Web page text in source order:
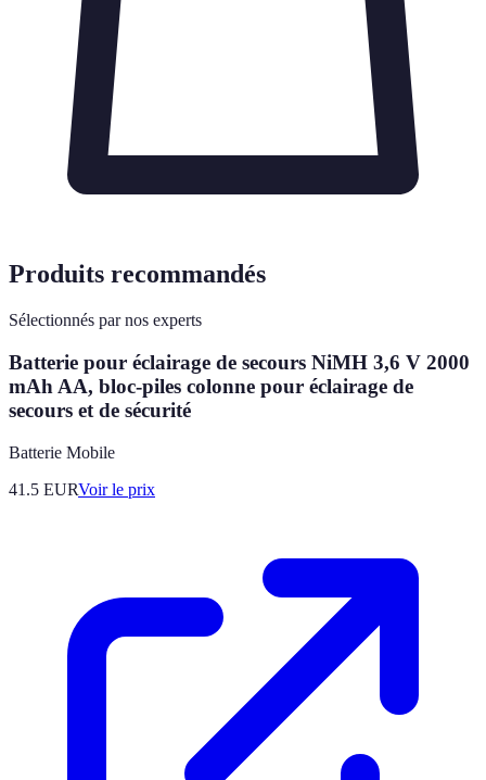
Produits recommandés
Sélectionnés par nos experts
Batterie pour éclairage de secours NiMH 3,6 V 2000
mAh AA, bloc-piles colonne pour éclairage de
secours et de sécurité
Batterie Mobile
41.5 EURVoir le prix